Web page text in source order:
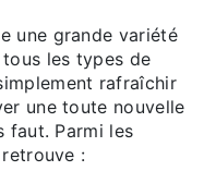
une grande variété
les types de
rafraîchir
une toute nouvelle
faut. Parmi les
: